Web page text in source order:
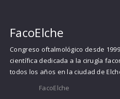
FacoElche
Congreso oftalmológico desde
científica dedicada a la cirugía
todos los años en la ciudad de
FacoElche